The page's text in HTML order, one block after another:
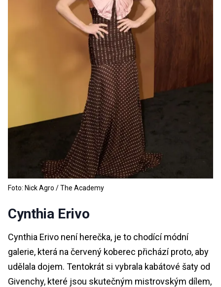
Foto: Nick Agro / The Academy
Cynthia Erivo
Cynthia Erivo není herečka, je to chodící módní
galerie, která na červený koberec přichází proto, aby
udělala dojem. Tentokrát si vybrala kabátové šaty od
Givenchy, které jsou skutečným mistrovským dílem,